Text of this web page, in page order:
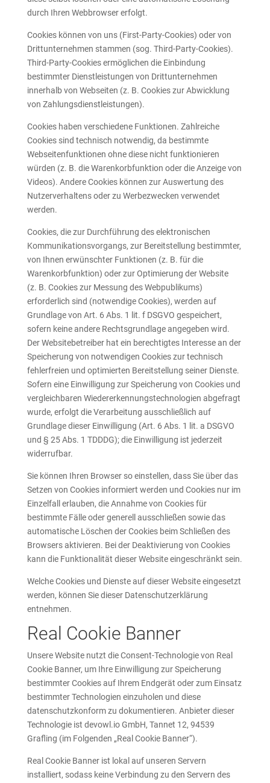
durch Ihren Webbrowser erfolgt.
Cookies können von uns (First-Party-Cookies) oder von
Drittunternehmen stammen (sog. Third-Party-Cookies).
Third-Party-Cookies ermöglichen die Einbindung
bestimmter Dienstleistungen von Drittunternehmen
innerhalb von Webseiten (z. B. Cookies zur Abwicklung
von Zahlungsdienstleistungen).
Cookies haben verschiedene Funktionen. Zahlreiche
Cookies sind technisch notwendig, da bestimmte
Webseitenfunktionen ohne diese nicht funktionieren
würden (z. B. die Warenkorbfunktion oder die Anzeige von
Videos). Andere Cookies können zur Auswertung des
Nutzerverhaltens oder zu Werbezwecken verwendet
werden.
Cookies, die zur Durchführung des elektronischen
Kommunikationsvorgangs, zur Bereitstellung bestimmter,
von Ihnen erwünschter Funktionen (z. B. für die
Warenkorbfunktion) oder zur Optimierung der Website
(z. B. Cookies zur Messung des Webpublikums)
erforderlich sind (notwendige Cookies), werden auf
Grundlage von Art. 6 Abs. 1 lit. f DSGVO gespeichert,
sofern keine andere Rechtsgrundlage angegeben wird.
Der Websitebetreiber hat ein berechtigtes Interesse an der
Speicherung von notwendigen Cookies zur technisch
fehlerfreien und optimierten Bereitstellung seiner Dienste.
Sofern eine Einwilligung zur Speicherung von Cookies und
vergleichbaren Wiedererkennungstechnologien abgefragt
wurde, erfolgt die Verarbeitung ausschließlich auf
Grundlage dieser Einwilligung (Art. 6 Abs. 1 lit. a DSGVO
und § 25 Abs. 1 TDDDG); die Einwilligung ist jederzeit
widerrufbar.
Sie können Ihren Browser so einstellen, dass Sie über das
Setzen von Cookies informiert werden und Cookies nur im
Einzelfall erlauben, die Annahme von Cookies für
bestimmte Fälle oder generell ausschließen sowie das
automatische Löschen der Cookies beim Schließen des
Browsers aktivieren. Bei der Deaktivierung von Cookies
kann die Funktionalität dieser Website eingeschränkt sein.
Welche Cookies und Dienste auf dieser Website eingesetzt
werden, können Sie dieser Datenschutzerklärung
entnehmen.
Real Cookie Banner
Unsere Website nutzt die Consent-Technologie von Real
Cookie Banner, um Ihre Einwilligung zur Speicherung
bestimmter Cookies auf Ihrem Endgerät oder zum Einsatz
bestimmter Technologien einzuholen und diese
datenschutzkonform zu dokumentieren. Anbieter dieser
Technologie ist devowl.io GmbH, Tannet 12, 94539
Grafling (im Folgenden „Real Cookie Banner“).
Real Cookie Banner ist lokal auf unseren Servern
installiert, sodass keine Verbindung zu den Servern des